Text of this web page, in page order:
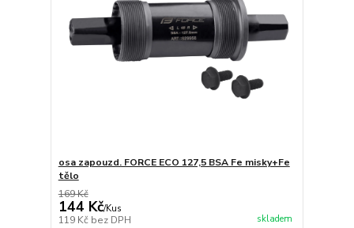
osa zapouzd. FORCE ECO 127,5 BSA Fe misky+Fe
tělo
169 Kč
144 Kč/Kus
119 Kč bez DPH skladem